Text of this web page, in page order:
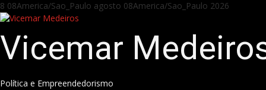
Skip
to
8 08America/Sao_Paulo agosto 08America/Sao_Paulo 2026
Vicemar
Política e Empreendedorismo